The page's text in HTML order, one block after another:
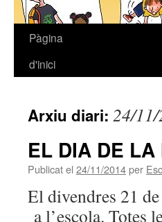
Vés
Pàgina
d'inici
Arxiu diari: 24/
EL DIA DE LA
Publicat el 24/11/2014per
El divendres 21
a l’escola. Totes